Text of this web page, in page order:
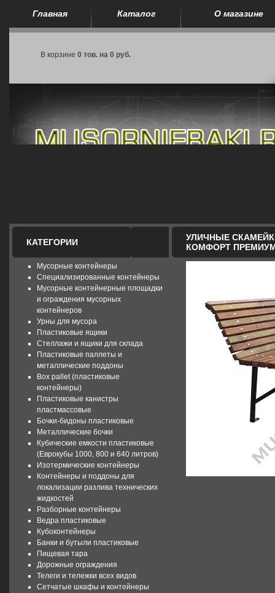
Главная Каталог О магазине
В корзине 0 тов. на 0 руб.
КАТЕГОРИИ
Мусорные контейнеры
Специализированные контейнеры
Мусорные контейнерные площадки
и ограждения мусорных
контейнеров
Урны для мусора
Пластиковые ящики
Стеллажи и ящики для склада
Пластиковые паллеты и
металлические поддоны
Box pallet (пластиковые
контейнеры)
Пластиковые канистры
пластмассовые
Бочки-бидоны пластиковые
Металлические бочки
Кубические емкости пластиковые
(Еврокубы 1000, 800 и 640 литров)
Изотермические контейнеры
Контейнеры и поддоны для
локализации разлива технических
жидкостей
Разборные контейнеры
Ведра пластиковые
Кубоконтейнеры
Банки и бутыли пластиковые
Пищевая тара
Дорожные ограждения
Телеги и тележки всех видов
Сетчатые шкафы и контейнеры
УЛИЧНЫЕ
КОМФОРТ ПРЕМИУМ